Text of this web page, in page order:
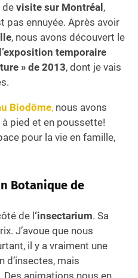
de visite sur Montréal ,
pas ennuyée. Après avoir
, nous avons découvert le
temporaire
» de 2013, dont je vais
Biodôme, nous avons
pied et en poussette!
pour la vie en famille,
Botanique de
de l ‘insectarium. Sa
J’avoue que nous
il y a vraiment une
d’insectes, mais